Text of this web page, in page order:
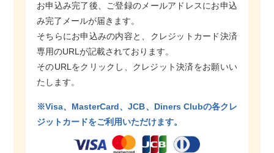
お申込み完了後、ご登録のメールアドレスにお申込
み完了メールが届きます。
そちらにお申込みの内容と、クレジットカード決済
専用のURLが記載されております。
そのURLをクリックし、クレジット決済をお願いい
たします。
※Visa、MasterCard、JCB、Diners Clubの各クレ
ジットカードをご利用いただけます。